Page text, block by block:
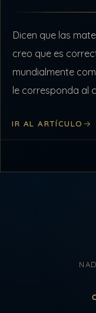
Dicen que las
creo que es
mundialmente
le corresponda al
IR AL ARTÍCULO